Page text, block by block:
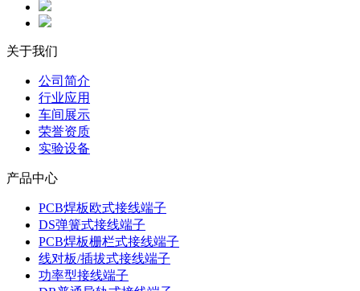
关于我们
公司简介
行业应用
车间展示
荣誉资质
实验设备
产品中心
PCB焊板欧式接线端子
DS弹簧式接线端子
PCB焊板栅栏式接线端子
线对板/插拔式接线端子
功率型接线端子